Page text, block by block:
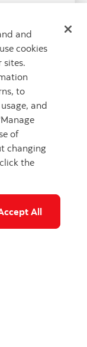
and
cookies
sites.
to
and
of
changing
the
All